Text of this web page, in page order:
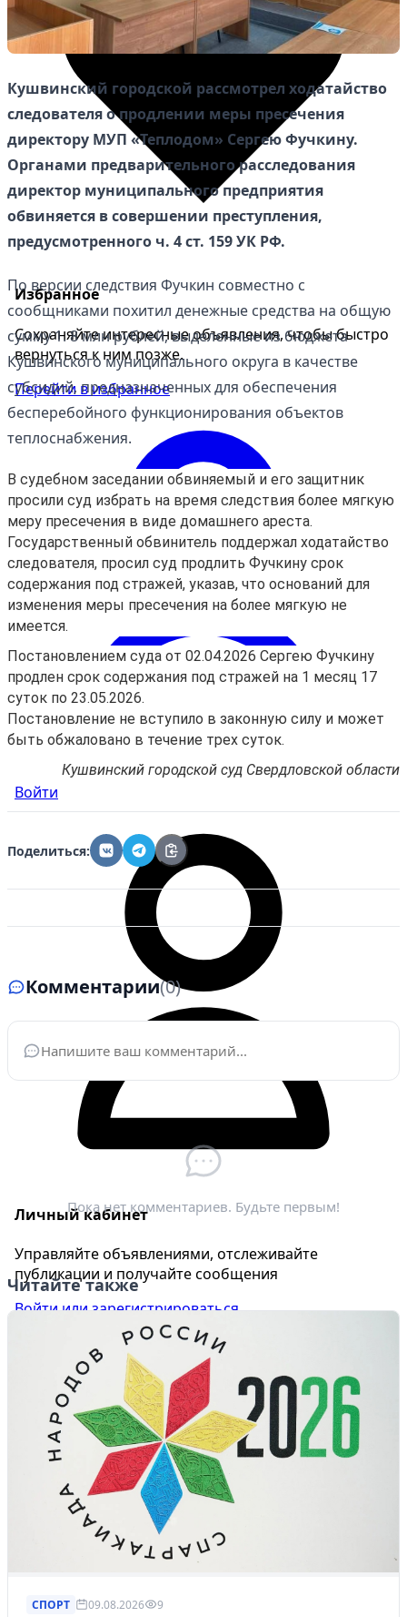
Избранное
Сохраняйте интересные объявления, чтобы быстро
вернуться к ним позже.
Перейти в избранное
Войти
Личный кабинет
Управляйте объявлениями, отслеживайте
публикации и получайте сообщения
Войти или зарегистрироваться
Кушвинский городской рассмотрел ходатайство
следователя о продлении меры пресечения
директору МУП «Теплодом» Сергею Фучкину.
Органами предварительного расследования
директор муниципального предприятия
обвиняется в совершении преступления,
предусмотренного ч. 4 ст. 159 УК РФ.
По версии следствия Фучкин совместно с
сообщниками похитил денежные средства на общую
сумму 1. 8 млн рублей, выделенные из бюджета
Кушвинского муниципального округа в качестве
субсидий, предназначенных для обеспечения
бесперебойного функционирования объектов
теплоснабжения.
В судебном заседании обвиняемый и его защитник
просили суд избрать на время следствия более мягкую
меру пресечения в виде домашнего ареста.
Государственный обвинитель поддержал ходатайство
следователя, просил суд продлить Фучкину срок
содержания под стражей, указав, что оснований для
изменения меры пресечения на более мягкую не
имеется.
Постановлением суда от 02.04.2026 Сергею Фучкину
продлен срок содержания под стражей на 1 месяц 17
суток по 23.05.2026.
Постановление не вступило в законную силу и может
быть обжаловано в течение трех суток.
Кушвинский городской суд Свердловской области
Поделиться:
Комментарии(0)
Ваше имя*
Пока нет комментариев. Будьте первым!
Читайте также
СПОРТ 09.08.2026 9